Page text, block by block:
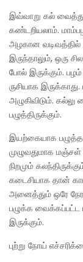
இவ்வாறு கல்
கண்டறியலாம்.
அழகான வடிவத்தில்
இருந்தாலும், ஒரு
போல் இருக்கும். பழம்
ருசியாக
அழுகிவிடும்.
பழுத்திருக்கும்.
இயற்கையாக பழுத்த
முழுவதுமாக
நிறமும்
கடைசியாக தான்
அனைத்தும் ஒரே
பழுக்க வைக்கப்பட்ட
இருக்கும்.
புற்று நோய்